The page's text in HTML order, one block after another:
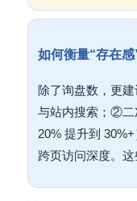
如何衡量“存在感
除了询盘数，更
与站内搜索；②二
20% 提升到
跨页访问深度。这